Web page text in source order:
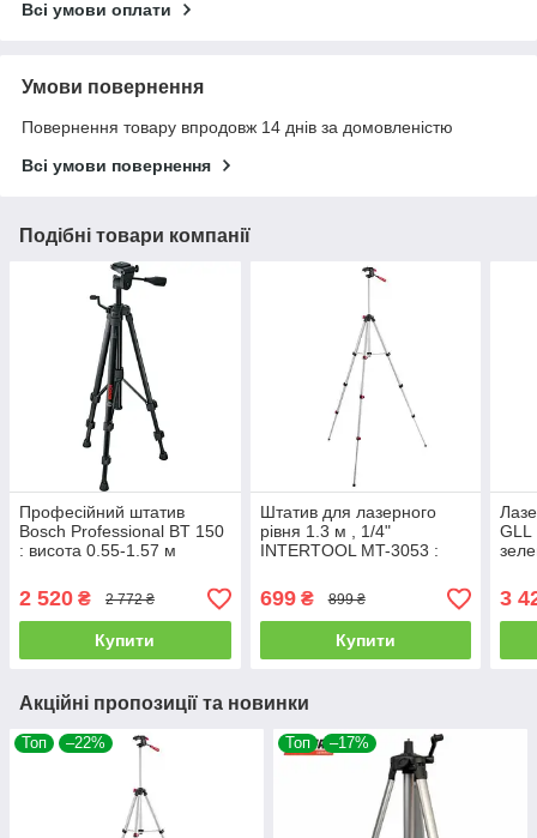
Всі умови оплати
Умови повернення
Повернення товару впродовж 14 днів за домовленістю
Всі умови повернення
Подібні товари компанії
Професійний штатив
Bosch Professional BT 150
: висота 0.55-1.57 м
2 520 ₴ 2 772 ₴
Купити
Штатив для лазерного
рівня 1.3 м , 1/4"
INTERTOOL MT-3053 :
1/4", алюмінієвий
699₴ 899 ₴
Купити
GLL
3
Акційні пропозиції та новинки
Топ –22% Топ –17%